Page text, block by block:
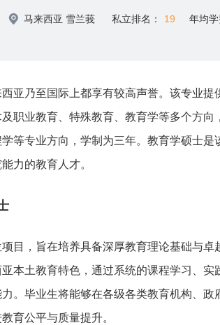
马来西亚 雪兰莪 私立排名： 19 年均学
亚乃至国际上都享有较高声誉。该专业提
职业教育、特殊教育、教育学等多个方向
等专业方向，学制为三年。教育学硕士是
力的教育人才。
目，旨在培养具备深厚教育理论基础与卓
本土教育特色，通过系统的课程学习、实
。毕业生将能够在各级各类教育机构、
育公平与质量提升。